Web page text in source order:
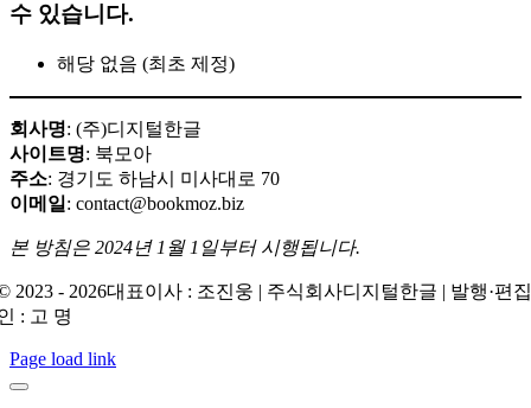
수 있습니다.
해당 없음 (최초 제정)
회사명: (주)디지털한글
사이트명: 북모아
주소: 경기도 하남시 미사대로 70
이메일 : contact@bookmoz.biz
본 방침은 2024년 1월 1일부터 시행됩니다.
2023 - 2026대표이사 : 조진웅 | 주식회사디지털한글 | 발행·편
: 고 명
Page load link